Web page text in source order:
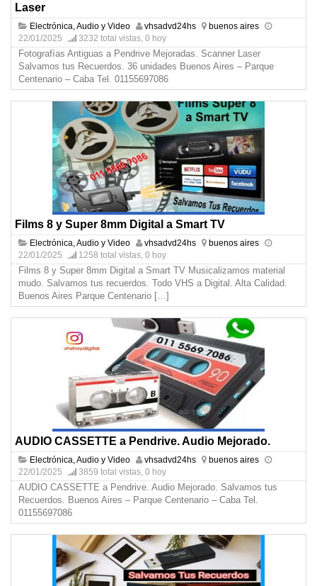
Laser
Electrónica, Audio y Video vhsadvd24hs
buenos aires
22/01/2025
3232 total vistas, 0 hoy
Fotografías Antiguas a Pendrive Mejoradas. Scanner Laser
Salvamos tus Recuerdos. 36 unidades Buenos Aires – Parque
Centenario – Caba Tel. 01155697086
Films 8 y Super 8mm Digital a Smart TV
Electrónica, Audio y Video vhsadvd24hs
buenos aires
22/01/2025
1258 total vistas, 0 hoy
Films 8 y Super 8mm Digital a Smart TV Musicalizamos material
mudo. Salvamos tus recuerdos. Todo VHS a Digital. Alta Calidad.
Buenos Aires Parque Centenario […]
AUDIO CASSETTE a Pendrive. Audio Mejorado.
Electrónica, Audio y Video vhsadvd24hs
buenos aires
22/01/2025
3859 total vistas, 0 hoy
AUDIO CASSETTE a Pendrive. Audio Mejorado. Salvamos tus
Recuerdos. Buenos Aires – Parque Centenario – Caba Tel.
01155697086